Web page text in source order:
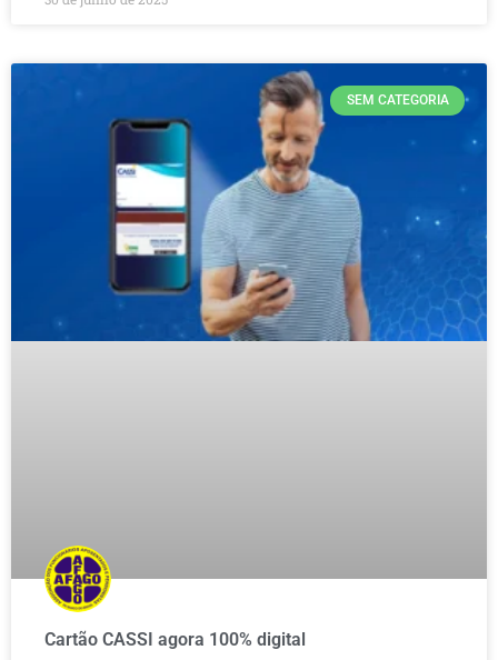
SEM CATEGORIA
Cartão CASSI agora 100% digital